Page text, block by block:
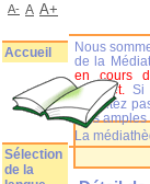
Nous
de la
en cours
complet.
Si
n'hésitez
plus amples
La
A- A A+
Accueil
Sélection
de la